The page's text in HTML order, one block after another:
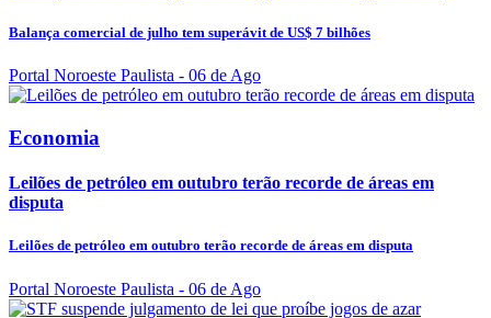
Balança comercial de julho tem superávit de US$ 7 bilhões
Portal Noroeste Paulista - 06 de Ago
Economia
Leilões de petróleo em outubro terão recorde de áreas em
disputa
Leilões de petróleo em outubro terão recorde de áreas em disputa
Portal Noroeste Paulista - 06 de Ago